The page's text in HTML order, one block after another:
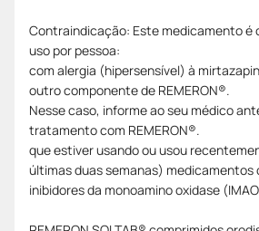
Contraindicação: Este medicamento é
uso por pessoa:
com alergia (hipersensível) à
outro componente de REMERON®.
Nesse caso, informe ao seu médico
tratamento com REMERON®.
que estiver usando ou usou
últimas duas semanas) medicamentos
inibidores da monoamino oxidase